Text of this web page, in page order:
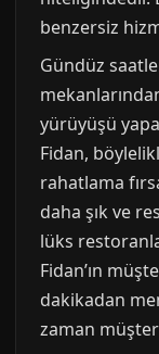
benzersiz
Gündüz
yürüyüşü
Fidan,
rahatlama
daha şık ve
lüks
Fidan’ın
dakikadan
zaman